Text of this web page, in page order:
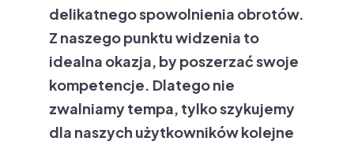
delikatnego spowolnienia obrotów.
Z naszego punktu widzenia to
idealna okazja, by poszerzać swoje
kompetencje. Dlatego nie
zwalniamy tempa, tylko szykujemy
dla naszych użytkowników kolejne